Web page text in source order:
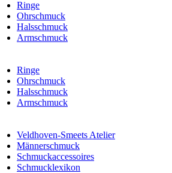
Ringe
Ohrschmuck
Halsschmuck
Armschmuck
Ringe
Ohrschmuck
Halsschmuck
Armschmuck
Veldhoven-Smeets Atelier
Männerschmuck
Schmuckaccessoires
Schmucklexikon